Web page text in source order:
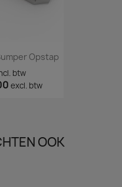
Opstap
btw
excl. btw
OOK